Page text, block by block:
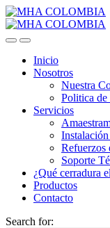
Inicio
Nosotros
Nuestra
Politica de
Servicios
Refuerzos
Soporte
¿Qué cerradura
Productos
Contacto
Search for: